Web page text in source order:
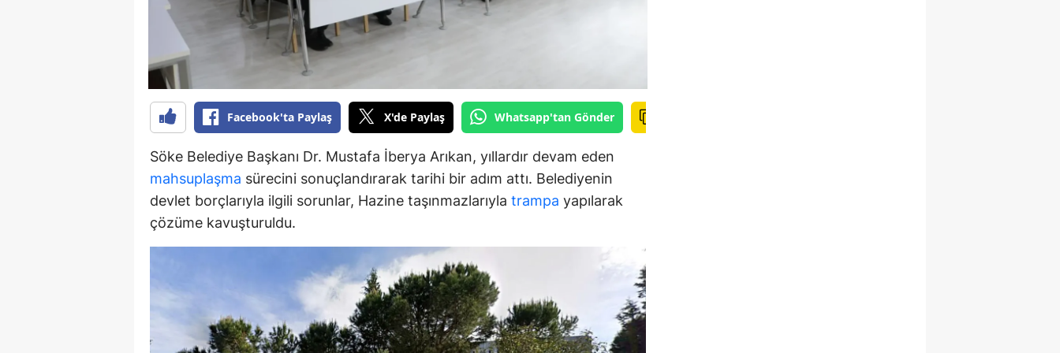
Yalova
Osmaniye
Düzce
Facebook'ta Paylaş X'de Paylaş Whatsapp'tan Gönder
Söke Belediye Başkanı Dr. Mustafa İberya Arıkan, yıllardır devam eden
mahsuplaşma sürecini sonuçlandırarak tarihi bir adım attı. Belediyenin
devlet borçlarıyla ilgili sorunlar, Hazine taşınmazlarıyla trampa yapılarak
çözüme kavuşturuldu.